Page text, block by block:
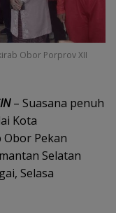
Obor Porprov XII
– Suasana penuh
Kota
Pekan
Selatan
Selasa